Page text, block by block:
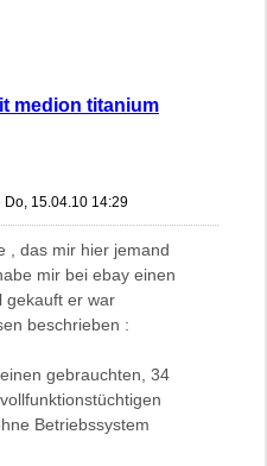
medion titanium
Do, 15.04.10 14:29
, das mir hier jemand
mir bei ebay einen
gekauft er war
beschrieben :
gebrauchten, 34
Betriebssystem